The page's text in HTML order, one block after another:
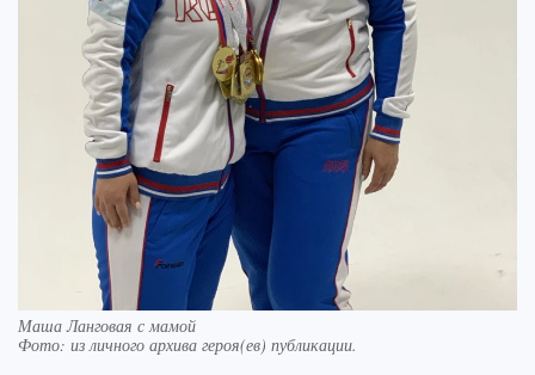
Маша Ланговая с мамой
Фото: из личного архива героя(ев) публикации.